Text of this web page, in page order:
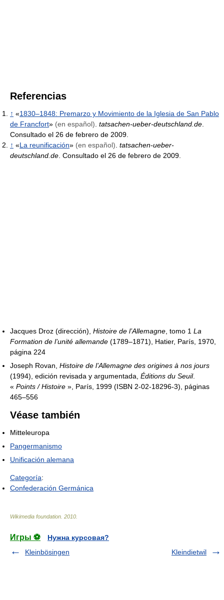
Referencias
↑ «1830–1848: Premarzo y Movimiento de la Iglesia de San Pablo
de Francfort» (en español) tatsachen-ueber-deutschland.de
Consultado el 26 de febrero de 2009.
↑ «La reunificación» (en español) tatsachen-ueber-
deutschland.de . Consultado el 26 de febrero de 2009.
Jacques Droz (dirección), Histoire de l’Allemagne , tomo 1 La
Formation de l’unité allemande (1789–1871), Hatier, París, 1970,
página 224
Joseph Rovan, Histoire de l’Allemagne des origines à nos jours
(1994), edición revisada y argumentada, Éditions du Seuil.
« Points / Histoire », París, 1999 (ISBN 2-02-18296-3), páginas
465–556
Véase también
Mitteleuropa
Pangermanismo
Unificación alemana
Categoría:
Confederación Germánica
Wikimedia foundation 2010
Игры ⚽
Нужна курсовая?
Kleinbösingen
Kleindietwil